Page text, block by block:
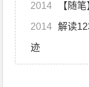
2014 【随
2014 解读
迹